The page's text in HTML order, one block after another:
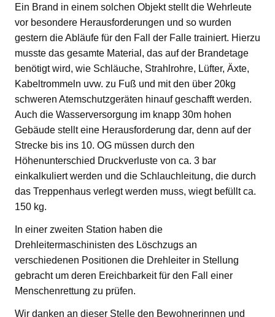
Ein Brand in einem solchen Objekt stellt die Wehrleute
vor besondere Herausforderungen und so wurden
gestern die Abläufe für den Fall der Falle trainiert. Hierzu
musste das gesamte Material, das auf der Brandetage
benötigt wird, wie Schläuche, Strahlrohre, Lüfter, Äxte,
Kabeltrommeln uvw. zu Fuß und mit den über 20kg
schweren Atemschutzgeräten hinauf geschafft werden.
Auch die Wasserversorgung im knapp 30m hohen
Gebäude stellt eine Herausforderung dar, denn auf der
Strecke bis ins 10. OG müssen durch den
Höhenunterschied Druckverluste von ca. 3 bar
einkalkuliert werden und die Schlauchleitung, die durch
das Treppenhaus verlegt werden muss, wiegt befüllt ca.
150 kg.
In einer zweiten Station haben die
Drehleitermaschinisten des Löschzugs an
verschiedenen Positionen die Drehleiter in Stellung
gebracht um deren Ereichbarkeit für den Fall einer
Menschenrettung zu prüfen.
Wir danken an dieser Stelle den Bewohnerinnen und